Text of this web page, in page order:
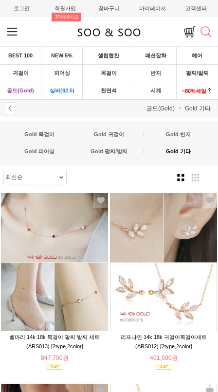
로그인 회원가입
20%쿠폰지급
장바구니 마이페이지 고객센터
BEST 100 NEW 5% 셀럽협찬 패션잡화 헤어
귀걸이 피어싱 목걸이 반지 팔찌/발찌
골드(Gold) 실버(92.5) 천연석 시계 ~80%세일
골드(Gold) Gold 기타
Gold 목걸이 Gold 귀걸이 Gold 반지
Gold 피어싱 Gold 팔찌/발찌 Gold 기타
벨마리 14k 18k 목걸이 팔찌 발찌 세트
(ARS013) [2type,2color]
847,700원
리프나인 14k 18k 귀걸이목걸이세트
(ARS012) [2type,2color]
401,500원